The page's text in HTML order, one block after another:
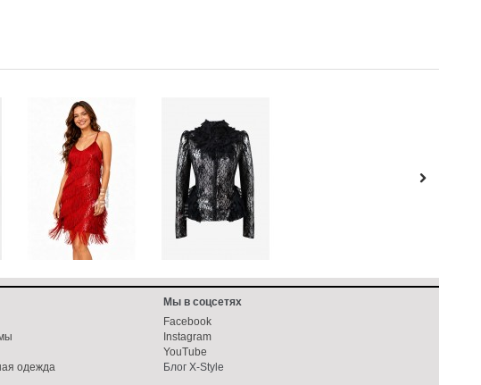
одежда
Мы в соцсетях
Facebook
Instagram
YouTube
Блог X-Style